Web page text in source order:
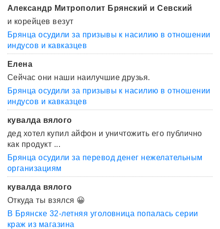
Александр Митрополит Брянский и Севский
и корейцев везут
Брянца осудили за призывы к насилию в отношении
индусов и кавказцев
Елена
Сейчас они наши наилучшие друзья.
Брянца осудили за призывы к насилию в отношении
индусов и кавказцев
кувалда вялого
дед хотел купил айфон и уничтожить его публично
как продукт ...
Брянца осудили за перевод денег нежелательным
организациям
кувалда вялого
Откуда ты взялся 😀
В Брянске 32-летняя уголовница попалась серии
краж из магазина